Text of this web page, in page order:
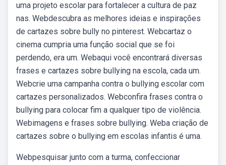
uma projeto escolar para fortalecer a cultura de paz
nas. Webdescubra as melhores ideias e inspirações
de cartazes sobre bully no pinterest. Webcartaz o
cinema cumpria uma função social que se foi
perdendo, era um. Webaqui você encontrará diversas
frases e cartazes sobre bullying na escola, cada um.
Webcrie uma campanha contra o bullying escolar com
cartazes personalizados. Webconfira frases contra o
bullying para colocar fim a qualquer tipo de violência.
Webimagens e frases sobre bullying. Weba criação de
cartazes sobre o bullying em escolas infantis é uma.
Webpesquisar junto com a turma, confeccionar